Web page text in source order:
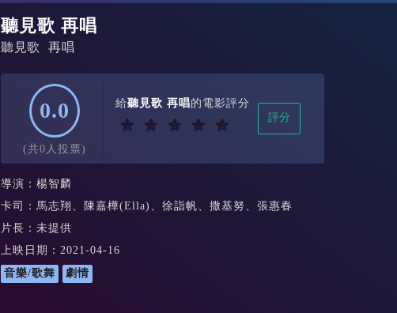
聽見歌 再唱
聽見歌 再唱
0.0
(共0人投票)
給聽見歌 再唱的電影評分
評分
導演：楊智麟
卡司：馬志翔、陳嘉樺(Ella)、徐詣帆、撒基努、張惠春
片長：未提供
上映日期：2021-04-16
音樂/歌舞
劇情